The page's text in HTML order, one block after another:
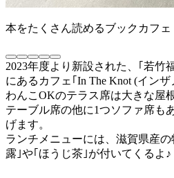
本をたくさん読めるブックカフェ
2023年度より新設された、｢若竹
にあるカフェ｢In The Knot (インザ
わんこOKのテラス席は大きな屋
テーブル席の他に1つソファ席も
げます。
ランチメニューには、滋賀県産
露｣や｢ほうじ茶｣が付いてくるよ♪